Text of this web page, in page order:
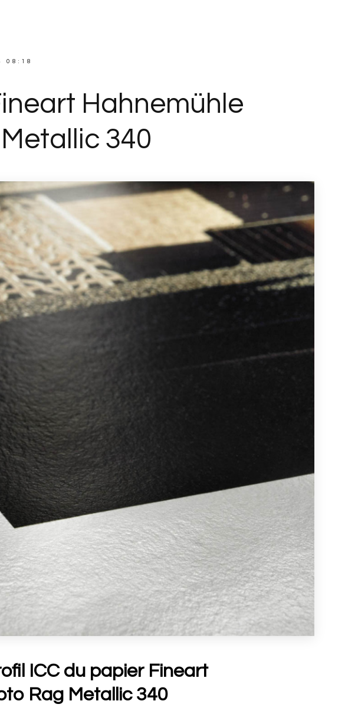
08:18
Hahnemühle
340
ICC du papier Fineart
Rag Metallic 340